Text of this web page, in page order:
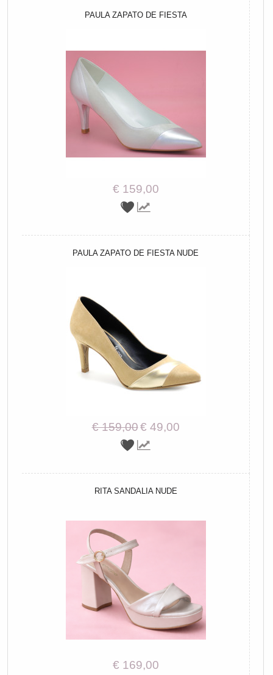
PAULA ZAPATO DE FIESTA
€ 159,00
PAULA ZAPATO DE FIESTA NUDE
€ 159,00€ 49,00
RITA SANDALIA NUDE
€ 169,00